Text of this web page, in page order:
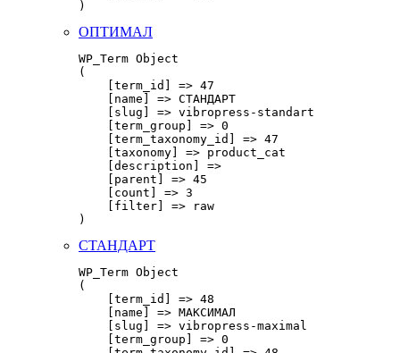
ОПТИМАЛ
WP_Term Object
(
    [term_id] => 47
    [name] => СТАНДАРТ
    [slug] => vibropress-standart
    [term_group] => 0
    [term_taxonomy_id] => 47
    [taxonomy] => product_cat
    [description] =>
    [parent] => 45
    [count] => 3
    [filter] => raw
СТАНДАРТ
WP_Term Object
(
    [term_id] => 48
    [name] => МАКСИМАЛ
    [slug] => vibropress-maximal
    [term_group] => 0